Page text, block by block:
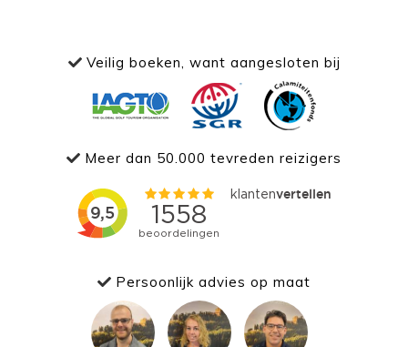
Veilig boeken, want aangesloten bij
Meer dan 50.000 tevreden reizigers
Persoonlijk advies op maat